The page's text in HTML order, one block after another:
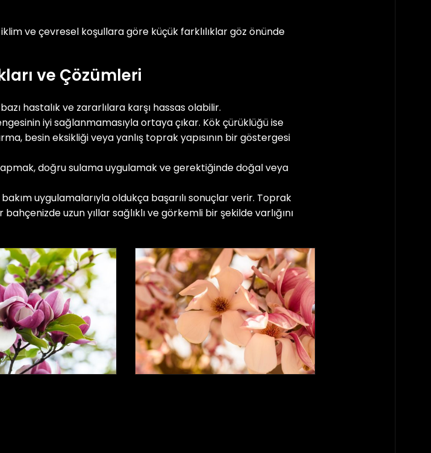
ve çevresel koşullara göre küçük farklılıklar göz önünde
ve Çözümleri
hastalık ve zararlılara karşı hassas olabilir.
iyi sağlanmamasıyla ortaya çıkar. Kök çürüklüğü ise
besin eksikliği veya yanlış toprak yapısının bir göstergesi
doğru sulama uygulamak ve gerektiğinde doğal veya
uygulamalarıyla oldukça başarılı sonuçlar verir. Toprak
uzun yıllar sağlıklı ve görkemli bir şekilde varlığını